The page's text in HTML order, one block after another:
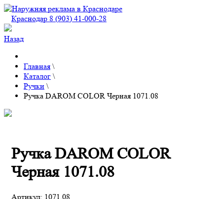
Краснодар 8 (903) 41-000-28
Назад
Главная \
Каталог \
Ручки \
Ручка DAROM COLOR Черная 1071.08
Ручка DAROM COLOR
Черная 1071.08
Артикул: 1071.08